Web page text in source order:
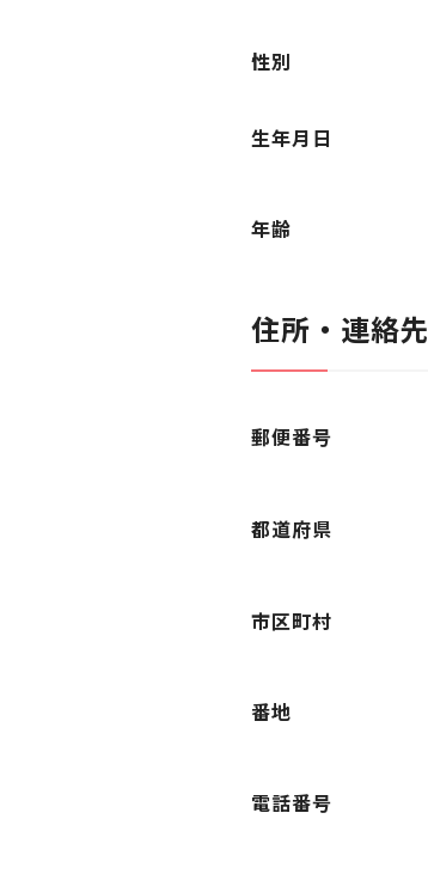
性別
生年月日
年齢
住所・連絡先
郵便番号
都道府県
市区町村
番地
電話番号